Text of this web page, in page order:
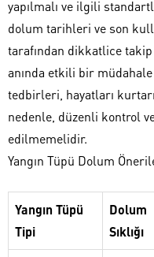
yapılmalı ve ilgili
dolum tarihleri ve son
tarafından dikkatlice
anında etkili bir
tedbirleri, hayatları
nedenle, düzenli kontrol
edilmemelidir.
Yangın Tüpü Dolum
Yangın Tüpü
Tipi
Dolum
Sıklığı